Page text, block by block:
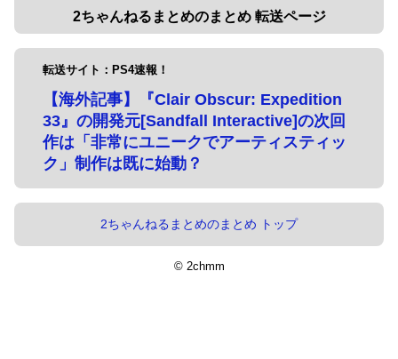
2ちゃんねるまとめのまとめ 転送ページ
転送サイト：PS4速報！
【海外記事】『Clair Obscur: Expedition
33』の開発元[Sandfall Interactive]の次回
作は「非常にユニークでアーティスティッ
ク」制作は既に始動？
2ちゃんねるまとめのまとめ トップ
© 2chmm